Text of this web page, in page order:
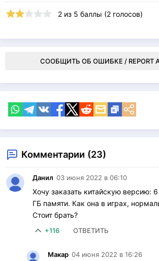
2 из 5 баллы (2 голосов)
СООБЩИТЬ ОБ ОШИБКЕ / REPORT
Комментарии (23)
Данил 03 июня 2022 в 06:10
Хочу заказать китайскую версию:
ГБ памяти. Как она в играх,
Стоит брать?
+116 ОТВЕТИТЬ
Макар 04 июня 2022 в 16:26